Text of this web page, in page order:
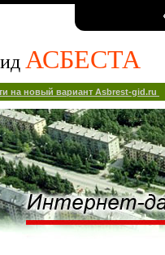
АСБЕСТА
на новый вариант Asbrest-gid.ru